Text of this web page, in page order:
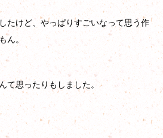
たけど、やっぱりすごいなって思う作
ん。
て思ったりもしました。